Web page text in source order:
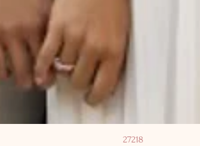
27218